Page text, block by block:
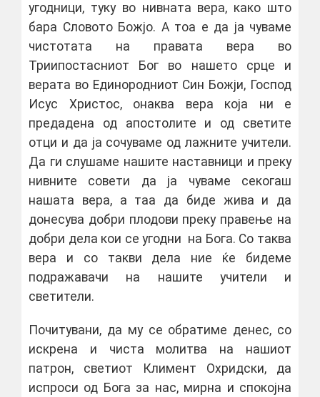
угодници, туку во нивната вера, како што
бара Словото Божјо. А тоа е да ја чуваме
чистотата на правата вера во
Триипостасниот Бог во нашето срце и
верата во Единородниот Син Божји, Господ
Исус Христос, онаква вера која ни е
предадена од апостолите и од светите
отци и да ја сочуваме од лажните учители.
Да ги слушаме нашите наставници и преку
нивните совети да ја чуваме секогаш
нашата вера, а таа да биде жива и да
донесува добри плодови преку правење на
добри дела кои се угодни на Бога. Со таква
вера и со такви дела ние ќе бидеме
подражавачи на нашите учители и
светители.
Почитувани, да му се обратиме денес, со
искрена и чиста молитва на нашиот
патрон, светиот Климент Охридски, да
испроси од Бога за нас, мирна и спокојна